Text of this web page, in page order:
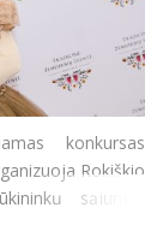
konkursas
Rokiškio
sąjunga.
patvirtinti